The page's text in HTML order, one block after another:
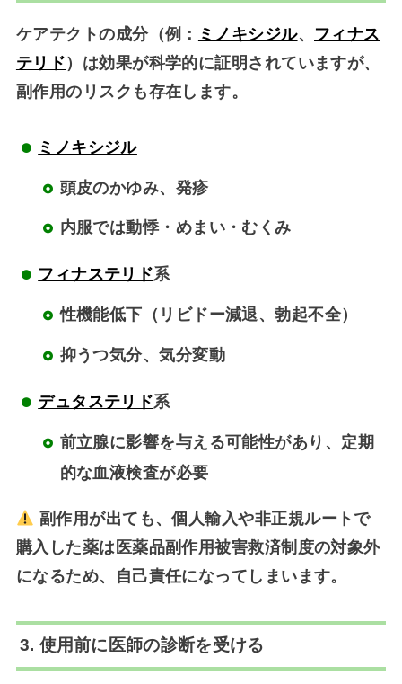
ケアテクトの成分（例： ミノキシジル、 フィナス
テリド）は効果が科学的に証明されていますが、
副作用のリスク も存在します。
ミノキシジル
頭皮のかゆみ、発疹
内服では動悸・めまい・むくみ
フィナステリド系
性機能低下（リビドー減退、勃起不全）
抑うつ気分、気分変動
デュタステリド系
前立腺に影響を与える可能性があり、定期
的な血液検査が必要
副作用が出ても、個人輸入や非正規ルートで
購入した薬は医薬品副作用被害救済制度の対象外
になるため、自己責任になってしまいます。
3. 使用前に医師の診断を受ける